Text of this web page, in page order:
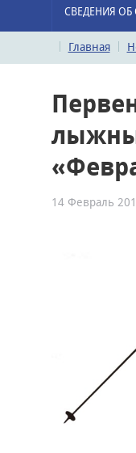
СВЕДЕНИЯ
Главная
14 Февраль